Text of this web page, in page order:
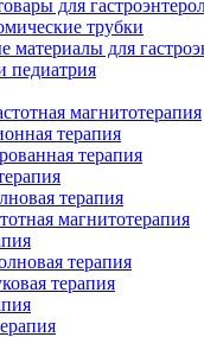
для
трубки
материалы для
педиатрия
магнитотерапия
терапия
терапия
терапия
магнитотерапия
терапия
терапия